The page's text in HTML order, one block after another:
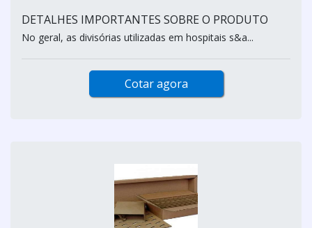
DETALHES IMPORTANTES SOBRE O PRODUTO
No geral, as divisórias utilizadas em hospitais s&a...
Cotar agora